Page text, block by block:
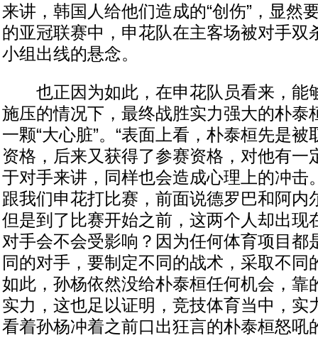
来讲，韩国人给他们造成的“创伤”，显然
的亚冠联赛中，申花队在主客场被对手双
小组出线的悬念。
也正因为如此，在申花队员看来，能
施压的情况下，最终战胜实力强大的朴泰
一颗“大心脏”。“表面上看，朴泰桓先是
资格，后来又获得了参赛资格，对他有一
于对手来讲，同样也会造成心理上的冲击
跟我们申花打比赛，前面说德罗巴和阿内
但是到了比赛开始之前，这两个人却出现
对手会不会受影响？因为任何体育项目都
同的对手，要制定不同的战术，采取不同
如此，孙杨依然没给朴泰桓任何机会，靠
实力，这也足以证明，竞技体育当中，实
看着孙杨冲着之前口出狂言的朴泰桓怒吼